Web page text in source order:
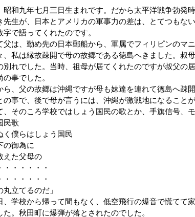
和九年七月三日生まれです。だから太平洋戦争勃発
先生が、日本とアメリカの軍事力の差は、とてつもな
字で語ってくれたのです。
は、勤め先の日本郵船から、軍属でフィリピンのマ
、私は縁故疎開で母の故郷である徳島へきました。叔
別れでした。当時、祖母が居てくれたのですが叔父の
の事でした。
、父の故郷は沖縄ですが母も妹達を連れて徳島へ疎
の事で、後で母が言うには、沖縄が激戦地になること
そのころ学校ではしょう国民の歌とか、手旗信号、
民歌
く僕らはしょう国民
の御為に
えた父母の
・・・・・・
・・・・・・
丸立てるのだ」
学校から帰って間もなく、低空飛行の爆音で慌てて
た。秋田町に爆弾が落とされたのでした。